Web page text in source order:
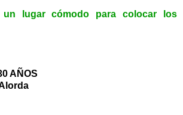
lugar cómodo para colocar los
AÑOS